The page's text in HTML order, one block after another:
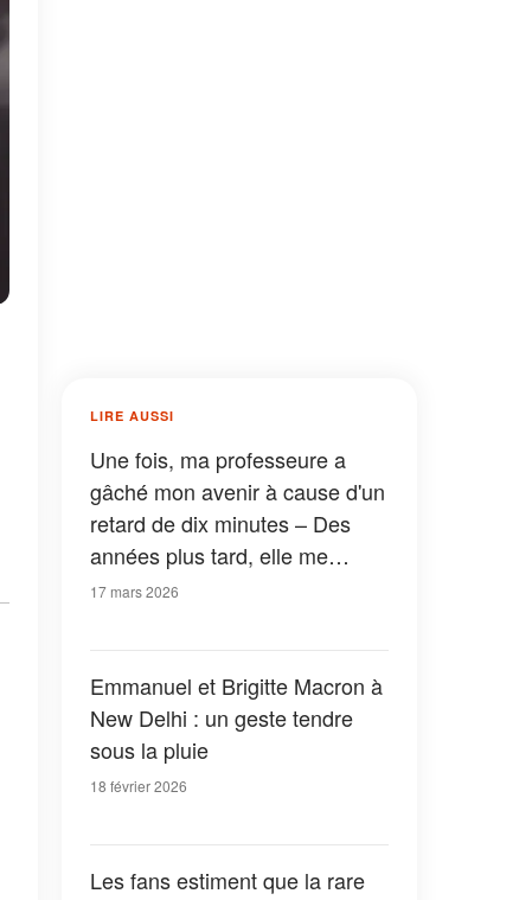
LIRE AUSSI
Une fois, ma professeure a
gâché mon avenir à cause d'un
retard de dix minutes – Des
années plus tard, elle me
suppliait de contourner les
17 mars 2026
Emmanuel et Brigitte Macron à
New Delhi : un geste tendre
sous la pluie
18 février 2026
Les fans estiment que la rare